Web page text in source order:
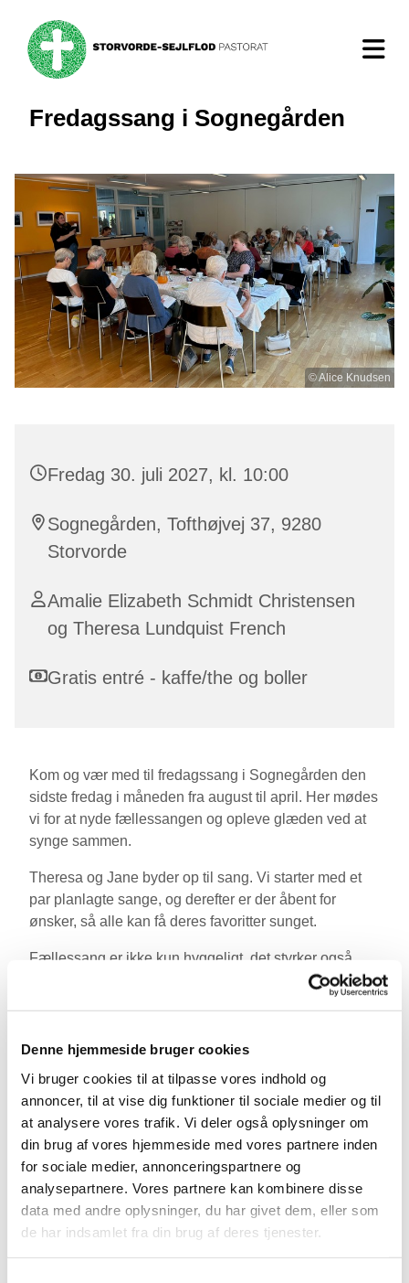
Denne hjemmeside bruger cookies
Vi bruger cookies til at tilpasse vores indhold og
annoncer, til at vise dig funktioner til sociale medier og til
at analysere vores trafik. Vi deler også oplysninger om
din brug af vores hjemmeside med vores partnere inden
for sociale medier, annonceringspartnere og
analysepartnere. Vores partnere kan kombinere disse
data med andre oplysninger, du har givet dem, eller som
de har indsamlet fra din brug af deres tjenester.
Fredagssang i Sognegården
© Alice Knudsen
Fredag 30. juli 2027, kl. 10:00
Sognegården, Tofthøjvej 37, 9280
Storvorde
Amalie Elizabeth Schmidt Christensen
og Theresa Lundquist French
Gratis entré - kaffe/the og boller
Kom og vær med til fredagssang i Sognegården den
sidste fredag i måneden fra august til april. Her mødes
vi for at nyde fællessangen og opleve glæden ved at
synge sammen.
Theresa og Jane byder op til sang. Vi starter med et
par planlagte sange, og derefter er der åbent for
ønsker, så alle kan få deres favoritter sunget.
Fællessang er ikke kun hyggeligt, det styrker også
både den fysiske og mentale trivsel hos den enkelte.
Når vi synger sammen, skaber vi en stærkere social
fællesskabet, uanset alder og køn.
Efter sangen byder vi på kaffe og boller, så der er rig
mulighed for at hygge og snakke med hinanden. Det
er en skøn måde at starte weekenden på og møde
nye mennesker i nærområdet.
Det er gratis at deltage, og alle er velkomne, uanset
alder eller sangtalent. Tilmelding ikke nødvendig.
Vi glæder os til at se dig til en hyggelig og